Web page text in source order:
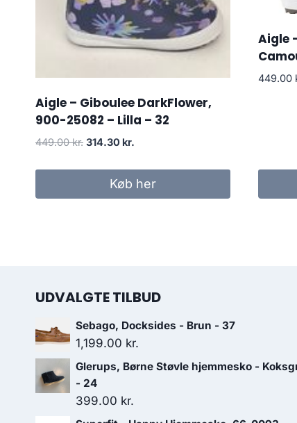
Aigle – Giboulee DarkFlower,
900-25082 – Lilla – 32
449.00kr. Den
pris
314.30 kr.
pris
er:
Køb her
Aigle
449.00
UDVALGTE TILBUD
Sebago, Docksides - Brun - 37
1,199.00 kr.
Glerups, Børne Støvle hjemmesko -
- 24
399.00 kr.